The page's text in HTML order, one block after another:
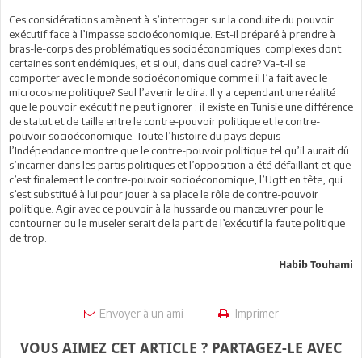
Ces considérations amènent à s’interroger sur la conduite du pouvoir
exécutif face à l’impasse socioéconomique. Est-il préparé à prendre à
bras-le-corps des problématiques socioéconomiques complexes dont
certaines sont endémiques, et si oui, dans quel cadre? Va-t-il se
comporter avec le monde socioéconomique comme il l’a fait avec le
microcosme politique? Seul l’avenir le dira. Il y a cependant une réalité
que le pouvoir exécutif ne peut ignorer : il existe en Tunisie une différence
de statut et de taille entre le contre-pouvoir politique et le contre-
pouvoir socioéconomique. Toute l’histoire du pays depuis
l’Indépendance montre que le contre-pouvoir politique tel qu’il aurait dû
s’incarner dans les partis politiques et l’opposition a été défaillant et que
c’est finalement le contre-pouvoir socioéconomique, l’Ugtt en tête, qui
s’est substitué à lui pour jouer à sa place le rôle de contre-pouvoir
politique. Agir avec ce pouvoir à la hussarde ou manœuvrer pour le
contourner ou le museler serait de la part de l’exécutif la faute politique
de trop.
Habib Touhami
Envoyer à un ami Imprimer
VOUS AIMEZ CET ARTICLE ? PARTAGEZ-LE AVEC